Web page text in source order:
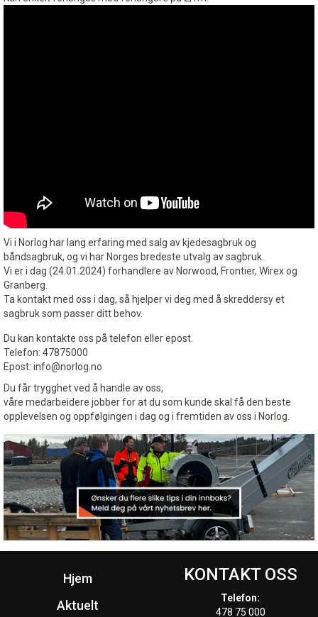
Vi i Norlog har lang erfaring med salg av kjedesagbruk og
båndsagbruk, og vi har Norges bredeste utvalg av sagbruk.
Vi er i dag (24.01.2024) forhandlere av Norwood, Frontier, Wirex og
Granberg.
Ta kontakt med oss i dag, så hjelper vi deg med å skreddersy et
sagbruk som passer ditt behov.
Du kan kontakte oss på telefon eller epost.
Telefon: 47875000
Epost: info@norlog.no
Du får trygghet ved å handle av oss,
våre medarbeidere jobber for at du som kunde skal få den beste
opplevelsen og oppfølgingen i dag og i fremtiden av oss i Norlog.
Hjem
Aktuelt
KONTAKT OSS
Telefon:
478 75 000